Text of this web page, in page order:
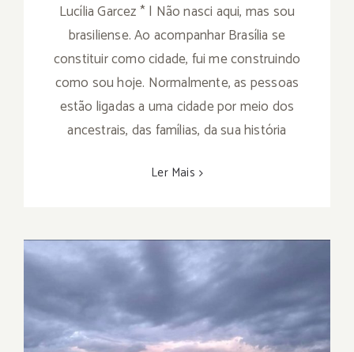
Lucília Garcez * | Não nasci aqui, mas sou
brasiliense. Ao acompanhar Brasília se
constituir como cidade, fui me construindo
como sou hoje. Normalmente, as pessoas
estão ligadas a uma cidade por meio dos
ancestrais, das famílias, da sua história
Ler Mais